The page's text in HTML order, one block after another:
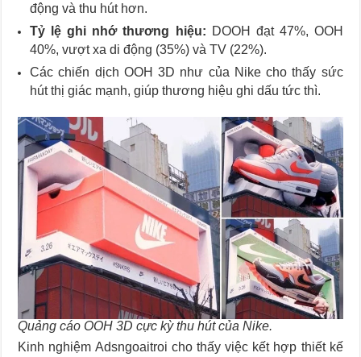
động và thu hút hơn.
Tỷ lệ ghi nhớ thương hiệu: DOOH đạt 47%, OOH
40%, vượt xa di động (35%) và TV (22%).
Các chiến dịch OOH 3D như của Nike cho thấy sức
hút thị giác mạnh, giúp thương hiệu ghi dấu tức thì.
Quảng cáo OOH 3D cực kỳ thu hút của Nike.
Kinh nghiệm Adsngoaitroi cho thấy việc kết hợp thiết kế